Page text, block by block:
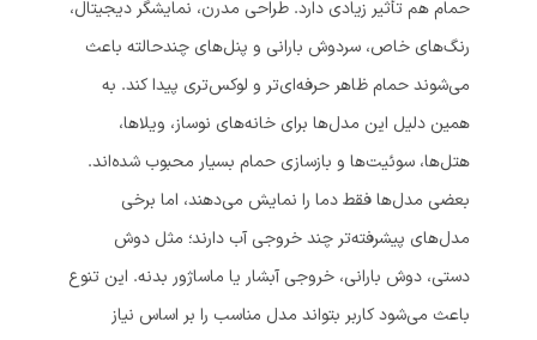
حمام هم تأثیر زیادی دارد. طراحی مدرن، نمایشگر دیجیتال،
رنگ‌های خاص، سردوش بارانی و پنل‌های چندحالته باعث
می‌شوند حمام ظاهر حرفه‌ای‌تر و لوکس‌تری پیدا کند. به
همین دلیل این مدل‌ها برای خانه‌های نوساز، ویلاها،
هتل‌ها، سوئیت‌ها و بازسازی حمام بسیار محبوب شده‌اند.
بعضی مدل‌ها فقط دما را نمایش می‌دهند، اما برخی
مدل‌های پیشرفته‌تر چند خروجی آب دارند؛ مثل دوش
دستی، دوش بارانی، خروجی آبشار یا ماساژور بدنه. این تنوع
باعث می‌شود کاربر بتواند مدل مناسب را بر اساس نیاز